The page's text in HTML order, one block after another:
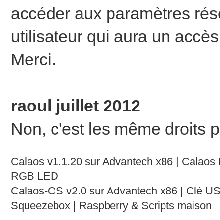
accéder aux paramètres
utilisateur qui aura un
Merci.
raoul juillet 2012
Non, c'est les même droits
Calaos v1.1.20 sur Advantech x86 |
RGB LED
Calaos-OS v2.0 sur Advantech x86 | Clé
Squeezebox | Raspberry & Scripts maison